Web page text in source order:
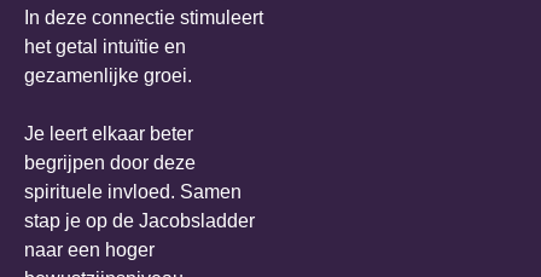
In deze connectie stimuleert
het getal intuïtie en
gezamenlijke groei.
Je leert elkaar beter
begrijpen door deze
spirituele invloed. Samen
stap je op de Jacobsladder
naar een hoger